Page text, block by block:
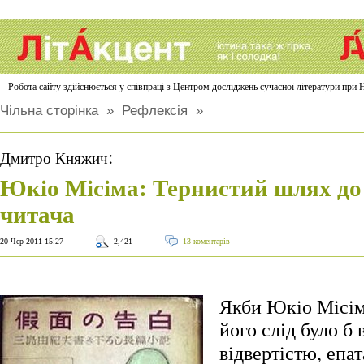
Робота сайту здійснюється у співпраці з Центром досліджень сучасної літератури
Чільна сторінка» Рефлексія »
Дмитро Княжич:
Юкіо Місіма: Тернистий шлях до
читача
20 Чер 2011 15:27 2,421 13 коментарів
Якби Юкіо
його слід було б
відвертістю,